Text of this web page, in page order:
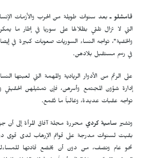
قامشلو ـبعد سنوات طويلة من الحرب والأزمات
التي لا تزال تلقي بظلالها على سوريا في إطار ما
والخفية"، تواجه النساء السوريات صعوبات كبيرة في
في رسم مستقبل بلادهن.
على الرغم من الأدوار الريادية والمهمة التي لعبتها
إدارة شؤون المجتمع وأسرهن، فإن تمثيلهن الحقيقي
تواجه عقبات عديدة، وغالباً ما تُقمع.
وتشير سامية كردي محررة مجلة آفاق المرأة إلى أن
بقيت لسنوات مدرجة على قوائم الإرهاب لدى قوى
نحو عام ونصف، من دون أن يخضع قادتها للمساءلة